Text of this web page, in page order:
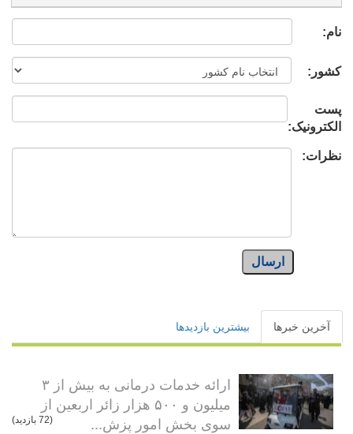
نام:
کشور:
پست
الکترونیک:
نظرات:
ارسال
آخرین خبرها بیشترین بازدیدها
ارائه خدمات درمانی به بیش از ۳
میلیون و ۵۰۰ هزار زائر اربعین از
سوی بخش امور پزش...
(72 بازدید)